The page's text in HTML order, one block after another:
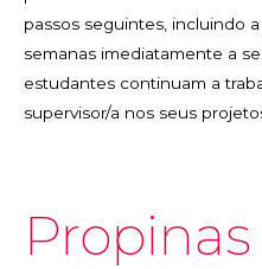
passos seguintes, incluindo
semanas imediatamente a
estudantes continuam a
supervisor/a nos seus
Propinas